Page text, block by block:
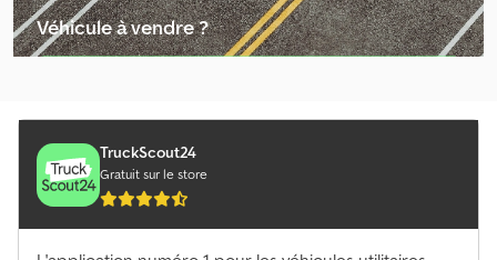
Autres Machine De Récolte
Autres Machine De Travail Du Sol
Autres Motorhomes/Caravanes
Autres Plate-Forme
Véhicule à vendre ?
TruckScout24
Gratuit sur le store